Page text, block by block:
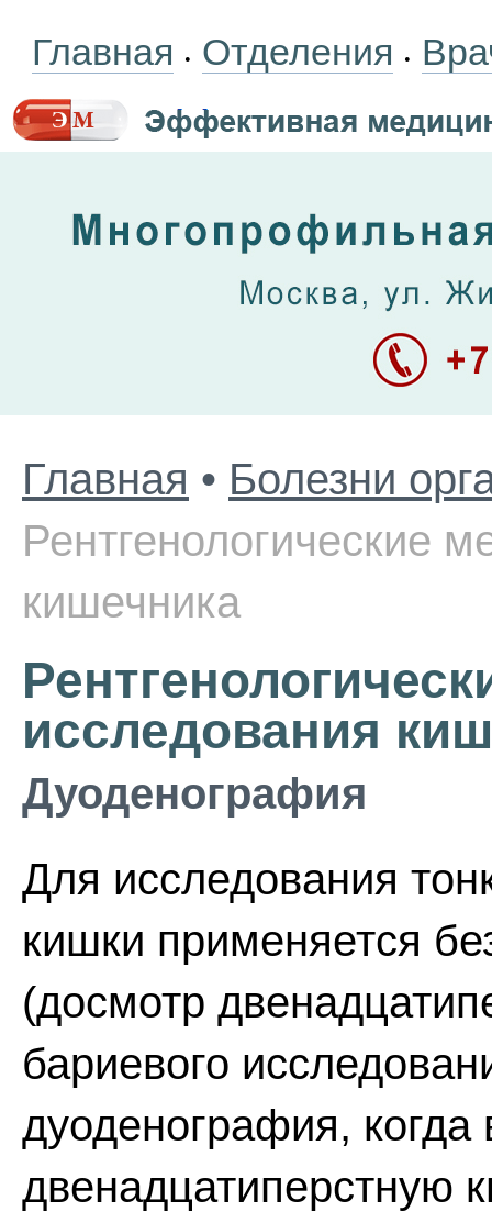
Главная • Отделения •
Главная • Болезни
Рентгенологические
кишечника
исследования
Дуоденография
Для исследования
кишки применяется
(досмотр
бариевого
дуоденография, когда
двенадцатиперстную